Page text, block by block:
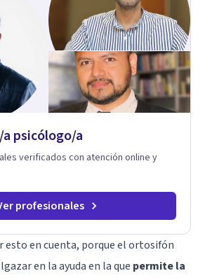
la búsqueda de ser un mejor
psicólogo/a
verificados con atención online y
profesionales
en cuenta, porque el ortosifón
en la ayuda en la que permite la